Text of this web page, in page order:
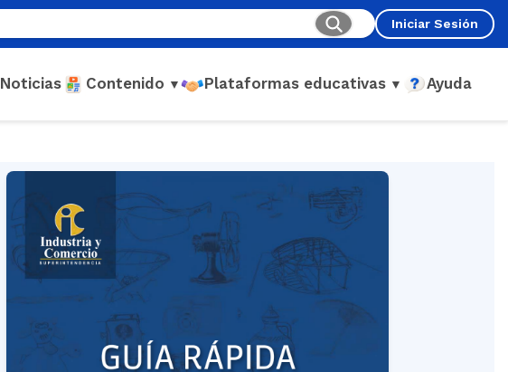
Iniciar Sesión
Noticias Contenido ▼ Plataformas educativas ▼ Ayuda